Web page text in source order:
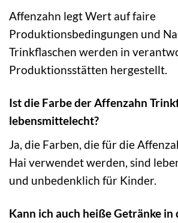
Affenzahn legt Wert auf faire
Produktionsbedingungen und
Trinkflaschen werden in
Produktionsstätten hergestellt.
Ist die Farbe der Affenzahn
lebensmittelecht?
Ja, die Farben, die für die
Hai verwendet werden, sind
und unbedenklich für Kinder.
Kann ich auch heiße Getränke in